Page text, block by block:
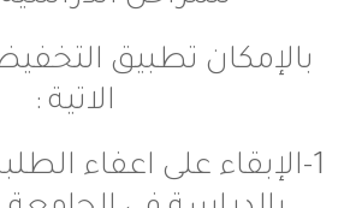
تطبيق التخفيضات
على اعفاء الطلبة